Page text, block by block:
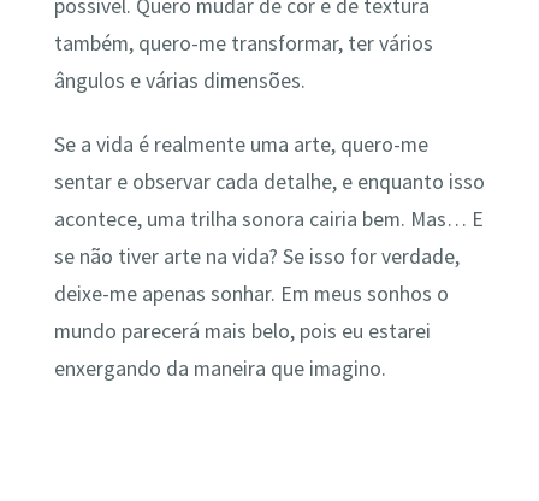
possível. Quero mudar de cor e de textura
também, quero-me transformar, ter vários
ângulos e várias dimensões.
Se a vida é realmente uma arte, quero-me
sentar e observar cada detalhe, e enquanto isso
acontece, uma trilha sonora cairia bem. Mas… E
se não tiver arte na vida? Se isso for verdade,
deixe-me apenas sonhar. Em meus sonhos o
mundo parecerá mais belo, pois eu estarei
enxergando da maneira que imagino.